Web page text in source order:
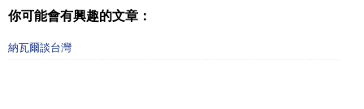
你可能會有興趣的文章：
納瓦爾談台灣